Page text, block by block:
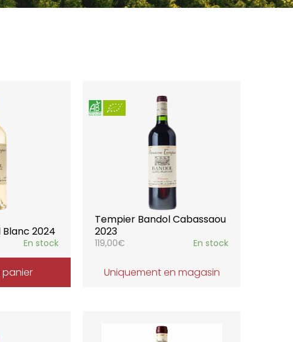
2024
En stock
panier
Tempier Bandol Cabassaou
2023
119,00€ En stock
Uniquement en magasin